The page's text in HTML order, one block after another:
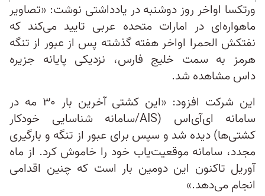
ورتکسا اواخر روز دوشنبه در یادداشتی نوشت: «تصاویر
ماهواره‌ای در امارات متحده عربی تایید می‌کند که
نفتکش الحمرا اواخر هفته گذشته پس از عبور از تنگه
هرمز به سمت خلیج فارس، نزدیکی پایانه جزیره
داس مشاهده شد.
این شرکت افزود: «این کشتی آخرین بار ۳۰ مه در
سامانه ای‌آی‌اس (AIS/سامانه شناسایی خودکار
کشتی‌ها) دیده شد و سپس برای عبور از تنگه و بارگیری
مجدد، سامانه موقعیت‌یاب خود را خاموش کرد. از ماه
آوریل تاکنون این دومین بار است که چنین اقدامی
انجام می‌دهد.»